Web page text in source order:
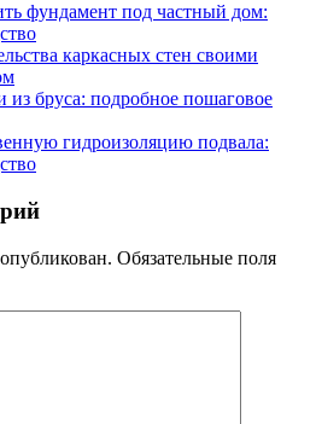
фундамент под частный дом:
каркасных стен своими
из бруса: подробное пошаговое
гидроизоляцию подвала:
Обязательные поля